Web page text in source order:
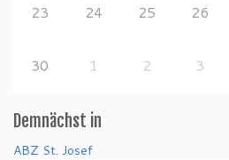
23 24 25 26
30 1 2 3
Demnächst in
ABZ St. Josef